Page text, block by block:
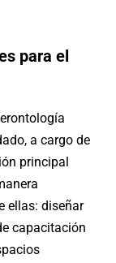
para el
a cargo de
principal
ellas: diseñar
capacitación